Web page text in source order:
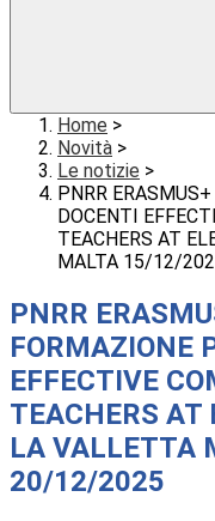
Home >
Novità >
Le notizie >
PNRR
DOCENTI
TEACHERS AT
MALTA 15/12/
PNRR
FORMAZIONE
EFFECTIVE
TEACHERS AT
LA VALLETTA
20/12/2025